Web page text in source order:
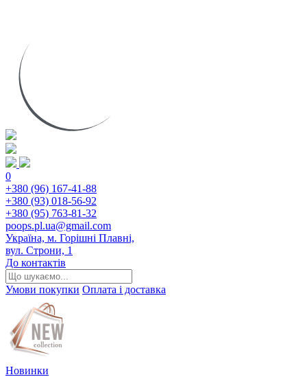
0
+380 (96) 167-41-88
+380 (93) 018-56-92
+380 (95) 763-81-32
poops.pl.ua@gmail.com
Україна, м. Горішні Плавні,
вул. Строни, 1
До контактів
Умови покупки Оплата і доставка
Новинки